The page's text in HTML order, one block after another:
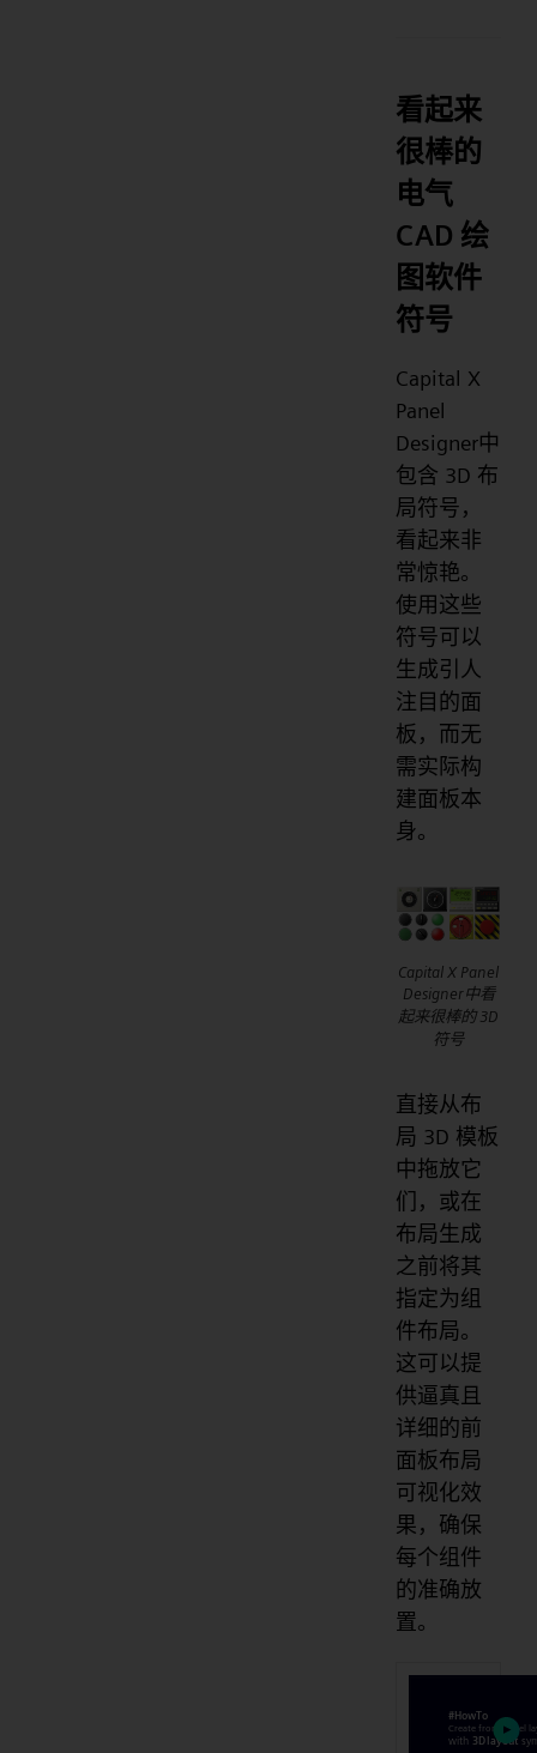
看起来
很棒的
电气
CAD 绘
图软件
符号
Capital X
Panel
Designer中
包含 3D 布
局符号，
看起来非
常惊艳。
使用这些
符号可以
生成引人
注目的面
板，而无
需实际构
建面板本
身。
Capital X Panel
Designer中看
起来很棒的 3D
符号
直接从布
局 3D 模板
中拖放它
们，或在
布局生成
之前将其
指定为组
件布局。
这可以提
供逼真且
详细的前
面板布局
可视化效
果，确保
每个组件
的准确放
置。